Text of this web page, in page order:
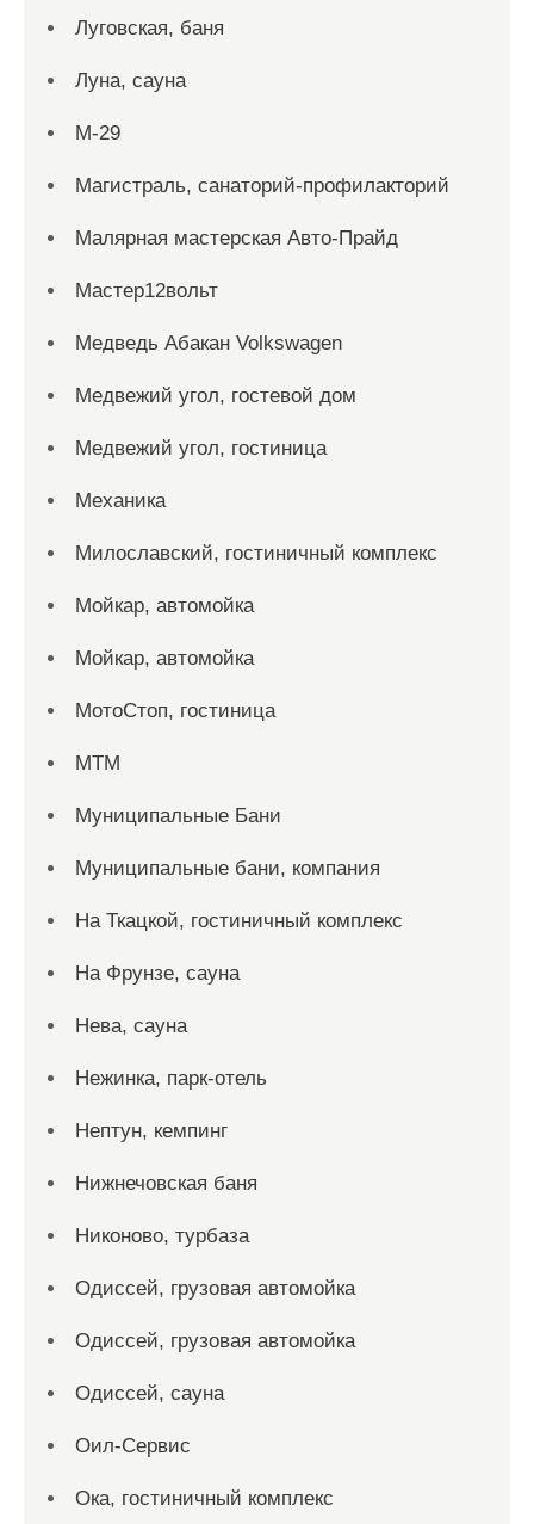
Луговская, баня
Луна, сауна
М-29
Магистраль, санаторий-профилакторий
Малярная мастерская Авто-Прайд
Мастер12вольт
Медведь Абакан Volkswagen
Медвежий угол, гостевой дом
Медвежий угол, гостиница
Механика
Милославский, гостиничный комплекс
Мойкар, автомойка
Мойкар, автомойка
МотоСтоп, гостиница
МТМ
Муниципальные Бани
Муниципальные бани, компания
На Ткацкой, гостиничный комплекс
На Фрунзе, сауна
Нева, сауна
Нежинка, парк-отель
Нептун, кемпинг
Нижнечовская баня
Никоново, турбаза
Одиссей, грузовая автомойка
Одиссей, грузовая автомойка
Одиссей, сауна
Оил-Сервис
Ока, гостиничный комплекс